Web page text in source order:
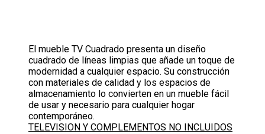
El mueble TV Cuadrado presenta un diseño
cuadrado de líneas limpias que añade un toque de
modernidad a cualquier espacio. Su construcción
con materiales de calidad y los espacios de
almacenamiento lo convierten en un mueble fácil
de usar y necesario para cualquier hogar
contemporáneo.
TELEVISION Y COMPLEMENTOS NO INCLUIDOS